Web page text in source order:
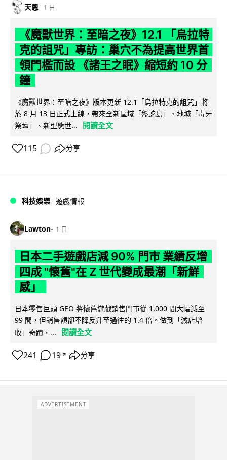
天恩 1 日
《魔獸世界：至暗之夜》12.1 「烏拉特
克的詛咒」專訪：巢穴不為提高世界首
領門檻而設 《諸王之眠》縮短約 10 分
鐘
《魔獸世界：至暗之夜》版本更新 12.1「烏拉特克的詛咒」將
於 8 月 13 日正式上線，帶來全新區域「盤蛇島」、地城「毒牙
祭壇」、新型態世...
閱讀全文
115 分享
科技娛樂 遊戲情報
Lawton 1 日
日本二手遊戲店減 90% 門市 業績反增
四成 "懷舊"在 Z 世代變成最潮「新鮮
感」
日本零售巨頭 GEO 將懷舊遊戲銷售門市從 1,000 間大幅減至
99 間，但銷售額卻不降反升至過往的 1.4 倍。做到「減店增
收」奇蹟，...
閱讀全文
241 19 ↗ 分享
ADVERTISEMENT